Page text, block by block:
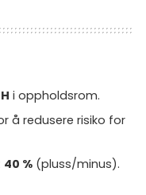
i oppholdsrom.
å redusere risiko for
40 % (pluss/minus).